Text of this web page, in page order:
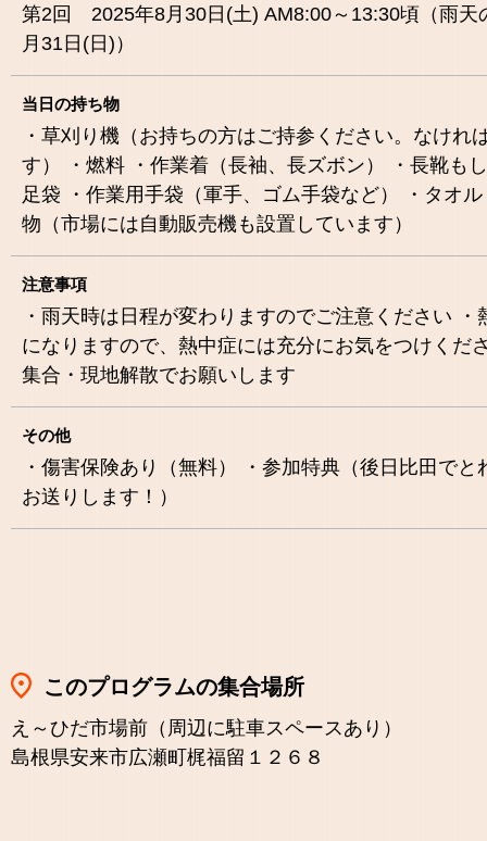
第2回 2025年8月30日(土) AM8:00～13:30頃（雨天
月31日(日)）
当日の持ち物
・草刈り機（お持ちの方はご持参ください。なけれ
す） ・燃料 ・作業着（長袖、長ズボン） ・長靴も
足袋 ・作業用手袋（軍手、ゴム手袋など） ・タオ
物（市場には自動販売機も設置しています）
注意事項
・雨天時は日程が変わりますのでご注意ください ・
になりますので、熱中症には充分にお気をつけくだ
集合・現地解散でお願いします
その他
・傷害保険あり（無料） ・参加特典（後日比田でと
お送りします！）
このプログラムの集合場所
え～ひだ市場前（周辺に駐車スペースあり）
島根県安来市広瀬町梶福留１２６８